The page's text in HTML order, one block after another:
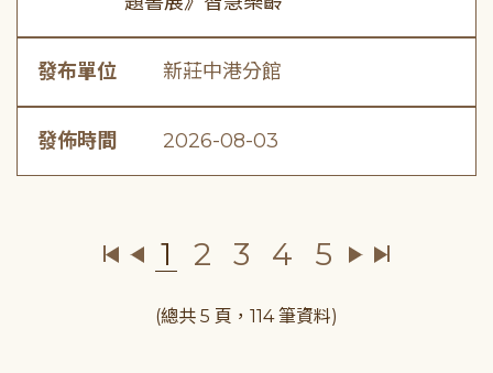
發布單位 新莊中港分館
發佈時間 2026-08-03
1 2 3 4 5
(總共 5 頁，114 筆資料)